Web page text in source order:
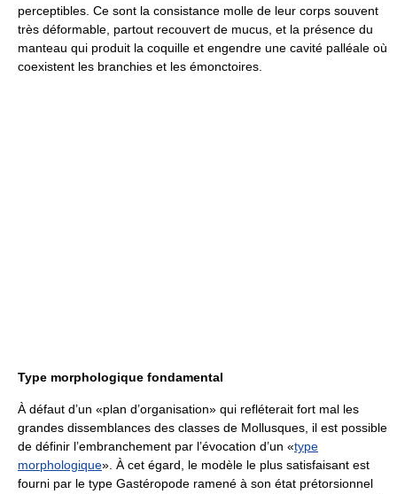
perceptibles. Ce sont la consistance molle de leur corps souvent
très déformable, partout recouvert de mucus, et la présence du
manteau qui produit la coquille et engendre une cavité palléale où
coexistent les branchies et les émonctoires.
Type morphologique fondamental
À défaut d’un «plan d’organisation» qui refléterait fort mal les
grandes dissemblances des classes de Mollusques, il est possible
de définir l’embranchement par l’évocation d’un «type
morphologique». À cet égard, le modèle le plus satisfaisant est
fourni par le type Gastéropode ramené à son état prétorsionnel